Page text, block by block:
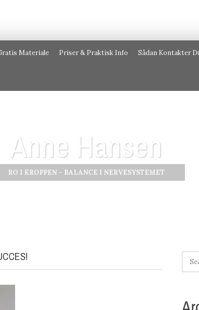
Materiale Priser & Praktisk Info Sådan Kontakter
Anne Hansen
RO I KROPPEN – BALANCE I NERVESYSTEMET